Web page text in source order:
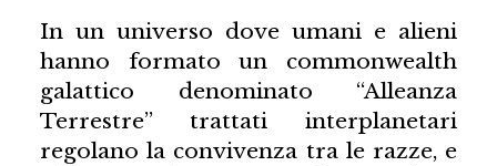
In un universo dove umani e alieni
hanno formato un commonwealth
galattico denominato “Alleanza
Terrestre” trattati interplanetari
regolano la convivenza tra le razze, e